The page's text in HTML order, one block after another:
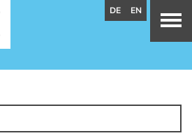
DE EN